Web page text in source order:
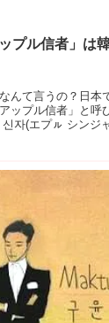
プル信者」は
んて言うの？日本
ップル信者」と呼
자(エプㇽ シンジ